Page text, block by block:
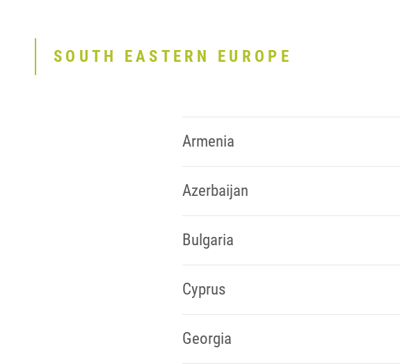
SOUTH EASTERN EUROPE
Armenia
Azerbaijan
Bulgaria
Cyprus
Georgia